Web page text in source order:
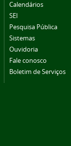
Calendários
SEI
Pesquisa Pública
Sistemas
Ouvidoria
Fale conosco
Boletim de Serviços